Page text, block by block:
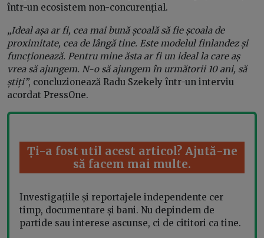
într-un ecosistem non-concurențial.
„Ideal așa ar fi, cea mai bună școală să fie școala de
proximitate, cea de lângă tine. Este modelul finlandez și
funcționează. Pentru mine ăsta ar fi un ideal la care aș
vrea să ajungem. N-o să ajungem în următorii 10 ani, să
știți”, concluzionează Radu Szekely într-un interviu
acordat PressOne.
Ți-a fost util acest articol? Ajută-ne
să facem mai multe.
Investigațiile și reportajele independente cer
timp, documentare și bani. Nu depindem de
partide sau interese ascunse, ci de cititori ca tine.